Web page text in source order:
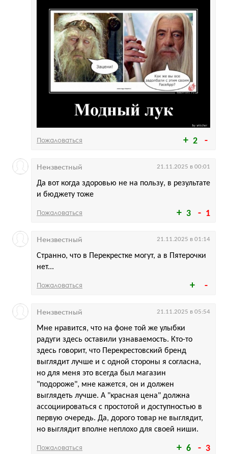
2
Пожаловаться
3 1
Да вот когда здоровью не на пользу, в результате
и бюджету тоже
Неизвестный 21.11.2025 в 00:01
Пожаловаться
Странно, что в Перекрестке могут, а в Пятерочки
нет...
Неизвестный 21.11.2025 в 01:14
Пожаловаться
6 3
Мне нравится, что на фоне той же улыбки
радуги здесь оставили узнаваемость. Кто-то
здесь говорит, что Перекрестовский бренд
выглядит лучше и с одной стороны я согласна,
но для меня это всегда был магазин
"подороже", мне кажется, он и должен
выглядеть лучше. А "красная цена" должна
ассоциироваться с простотой и доступностью в
первую очередь. Да, дорого товар не выглядит,
но выглядит вполне неплохо для своей ниши.
Неизвестный 21.11.2025 в 05:54
Пожаловаться